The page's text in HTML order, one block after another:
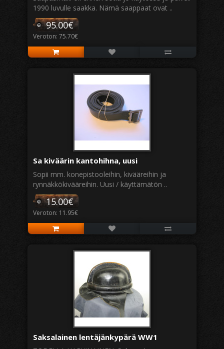
1990 luvulle saakka. Nämä saappaat ovat ..
95.00€
Veroton: 75.70€
Sa kiväärin kantohihna, uusi
Sopii mm. konepistooleihin, kivääreihin ja
rynnäkkökivääreihin. Uusi / käyttämätön ..
15.00€
Veroton: 11.95€
Saksalainen lentäjänkypärä WW1